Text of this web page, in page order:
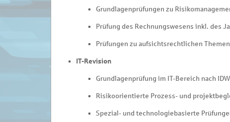
Grundlagenprüfungen zu
Prüfung des Rechnungswesens inkl. des
Prüfungen zu aufsichtsrechtlichen Themen
IT-Revision
Grundlagenprüfung im IT-Bereich nach
Risikoorientierte Prozess- und
Spezial- und technologiebasierte